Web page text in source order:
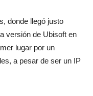
donde llegó justo
versión de Ubisoft en
lugar por un
a pesar de ser un IP